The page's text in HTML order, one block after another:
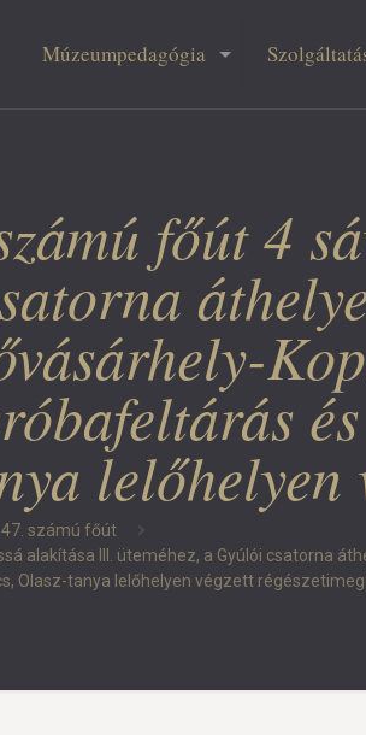
Múzeumpedagógia
főút 4
lelőhelyen
47. számú főút
alakítása III. üteméhez, a Gyúlói csatorna
Olasz-tanya lelőhelyen végzett